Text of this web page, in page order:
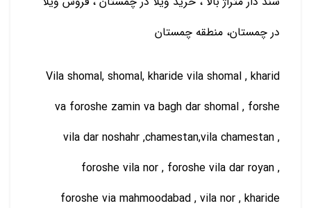
در چمستان، منطقه چمستان
Vila shomal, shomal, kharide vila shomal , kharid
va foroshe zamin va bagh dar shomal , forshe
vila dar noshahr ,chamestan,vila chamestan ,
foroshe vila nor , foroshe vila dar royan ,
foroshe via mahmoodabad , vila nor , kharide